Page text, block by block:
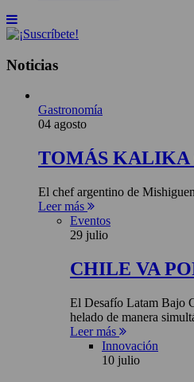
Noticias
Gastronomía
04 agosto
TOMÁS KALIKA
El chef argentino de
Leer más
Eventos
29 julio
CHILE VA
El Desafío Latam Bajo
helado de manera
Leer más
Innovación
10 julio